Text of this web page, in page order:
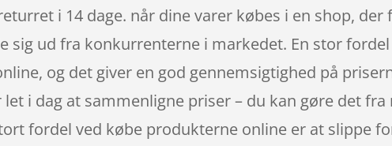
i 14 dage. når dine varer købes i en shop, der
sig ud fra konkurrenterne i markedet. En stor
og det giver en god gennemsigtighed på
i dag at sammenligne priser – du kan gøre det
fordel ved købe produkterne online er at slippe